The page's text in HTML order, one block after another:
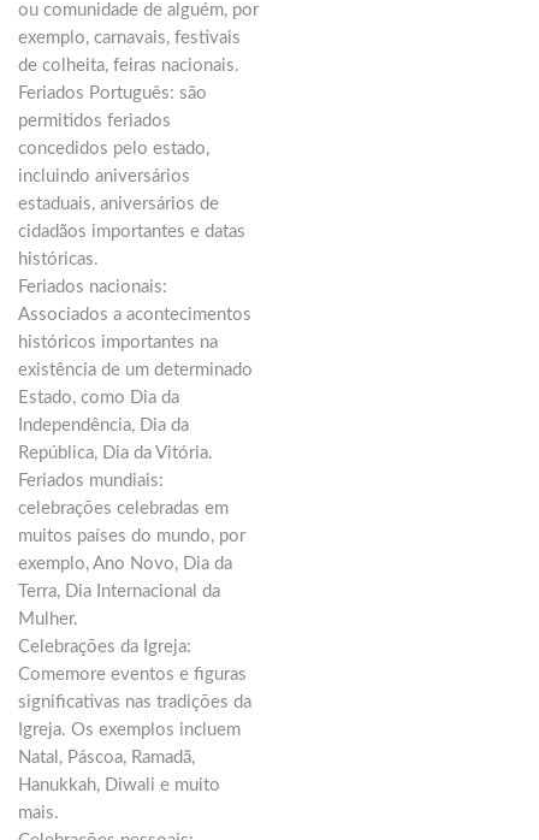
ou comunidade de alguém, por
exemplo, carnavais, festivais
de colheita, feiras nacionais.
Feriados Português: são
permitidos feriados
concedidos pelo estado,
incluindo aniversários
estaduais, aniversários de
cidadãos importantes e datas
históricas.
Feriados nacionais:
Associados a acontecimentos
históricos importantes na
existência de um determinado
Estado, como Dia da
Independência, Dia da
República, Dia da Vitória.
Feriados mundiais:
celebrações celebradas em
muitos países do mundo, por
exemplo, Ano Novo, Dia da
Terra, Dia Internacional da
Mulher.
Celebrações da Igreja:
Comemore eventos e figuras
significativas nas tradições da
Igreja. Os exemplos incluem
Natal, Páscoa, Ramadã,
Hanukkah, Diwali e muito
mais.